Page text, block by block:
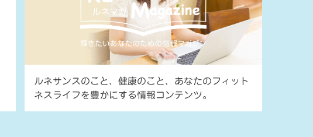
ルネサンスのこと、健康のこと、あなたのフィット
ネスライフを豊かにする情報コンテンツ。